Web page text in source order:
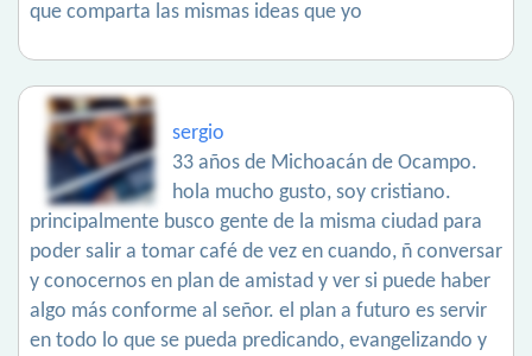
que comparta las mismas ideas que yo
sergio
33 años de Michoacán de Ocampo.
hola mucho gusto, soy cristiano.
principalmente busco gente de la misma ciudad para
poder salir a tomar café de vez en cuando, ñ conversar
y conocernos en plan de amistad y ver si puede haber
algo más conforme al señor. el plan a futuro es servir
en todo lo que se pueda predicando, evangelizando y